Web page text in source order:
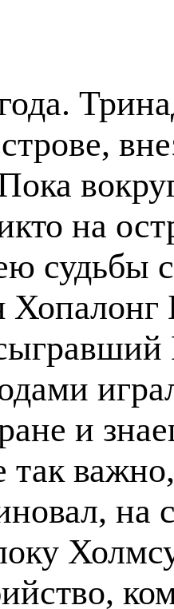
на
судьбы
Хопалонг
и
так
на